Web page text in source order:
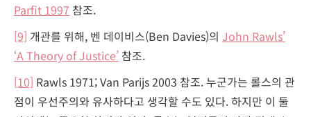
Parfit 1997 참조.
[9] 개관를 위해, 벤 데이비스(Ben Davies)의 John Rawls’
‘A Theory of Justice’ 참조.
[10] Rawls 1971; Van Parijs 2003 참조. 누군가는 롤스의 관
점이 우선주의와 유사하다고 생각할 수도 있다. 하지만 이 둘